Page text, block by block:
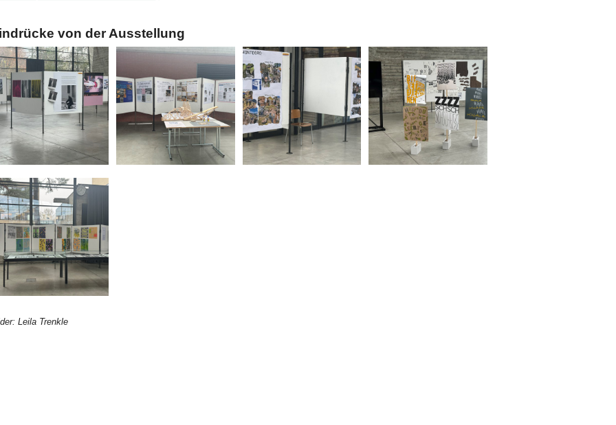
von der Ausstellung
Leila Trenkle